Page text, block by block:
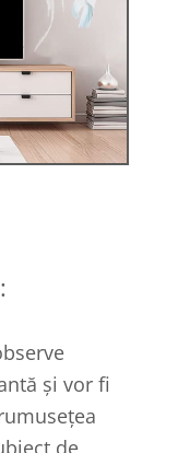
și vor fi
de